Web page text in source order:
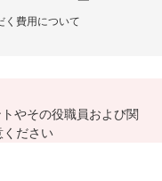
く費用について
やその役職員および関
ください